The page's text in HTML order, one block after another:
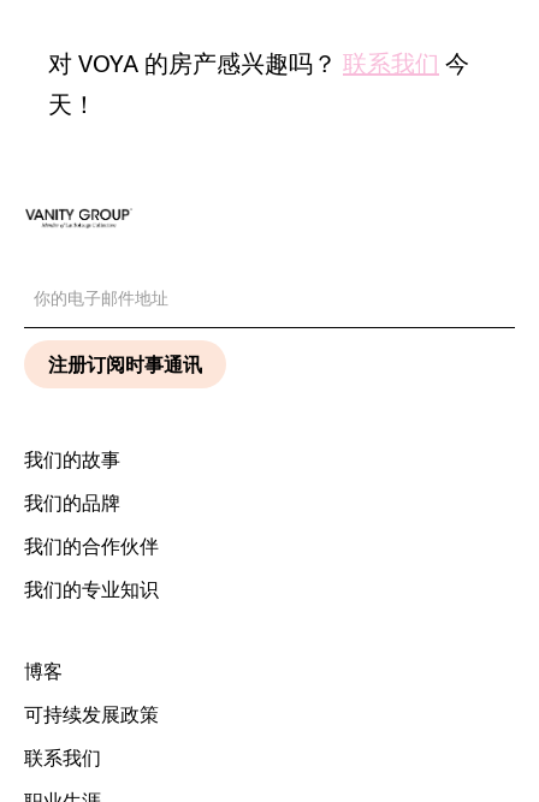
对 VOYA 的房产感兴趣吗？ 联系我们 今
天！
我们的故事
我们的品牌
我们的合作伙伴
我们的专业知识
博客
可持续发展政策
联系我们